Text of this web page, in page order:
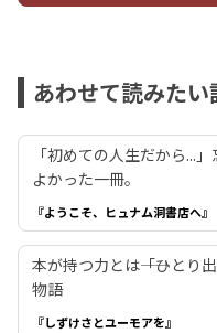
あわせて読みたい
「初めての人生だから...
よかった一冊。
『ようこそ、ヒュナム洞書店へ』
本が持つ力とは――「ひと
物語
『しずけさとユーモアを』